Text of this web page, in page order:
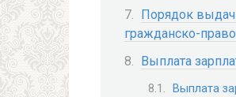
Порядок
гражданско-
Выплата
Выплата